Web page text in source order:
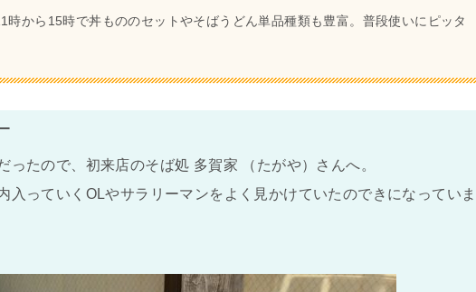
時から15時で丼もののセットやそばうどん単品種類も豊富。普段使いにピッタ
ったので、初来店のそば処 多賀家 （たがや）さんへ。
入っていくOLやサラリーマンをよく見かけていたのできになっていま